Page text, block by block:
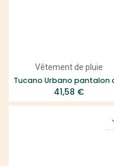
Vêtement de pluie
41,58 €